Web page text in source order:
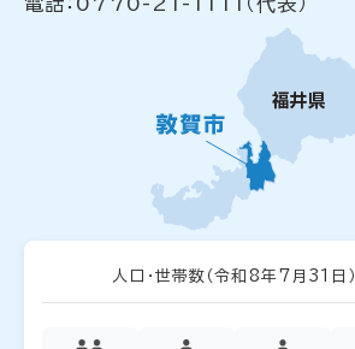
電話：0770-21-1111（代表）
人口・世帯数 （令和8年7月31日）